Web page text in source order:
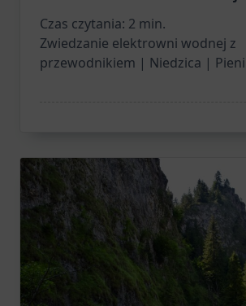
Czas czytania: 2 min.
Zwiedzanie elektrowni wodnej z
przewodnikiem | Niedzica |